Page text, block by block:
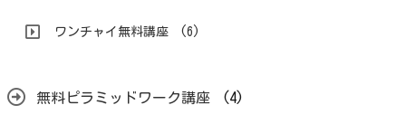
ワンチャイ無料講座 (6)
無料ピラミッドワーク講座 (4)